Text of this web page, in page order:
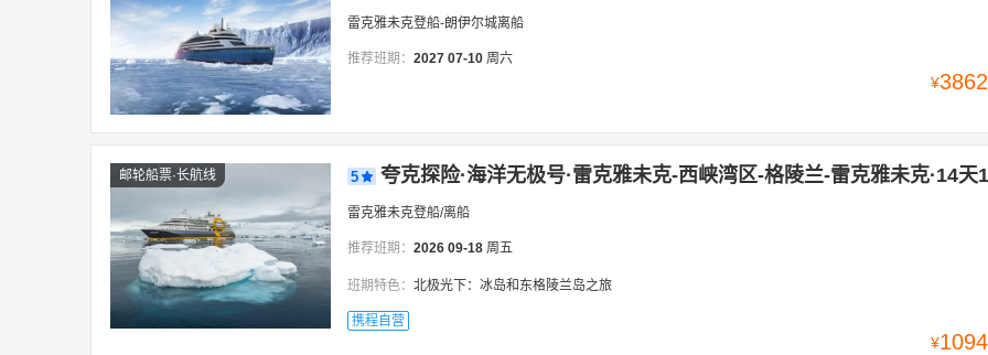
雷克雅未克登船-朗伊尔城离船
推荐班期： 2027 07-10 周六
¥
邮轮船票·长航线 5 夸克探险·海洋无极号·雷克雅未克-西峡湾区-格陵兰-雷克雅未克·14天
雷克雅未克登船/离船
推荐班期： 2026 09-18 周五
班期特色： 北极光下：冰岛和东格陵兰岛之旅
携程自营
¥